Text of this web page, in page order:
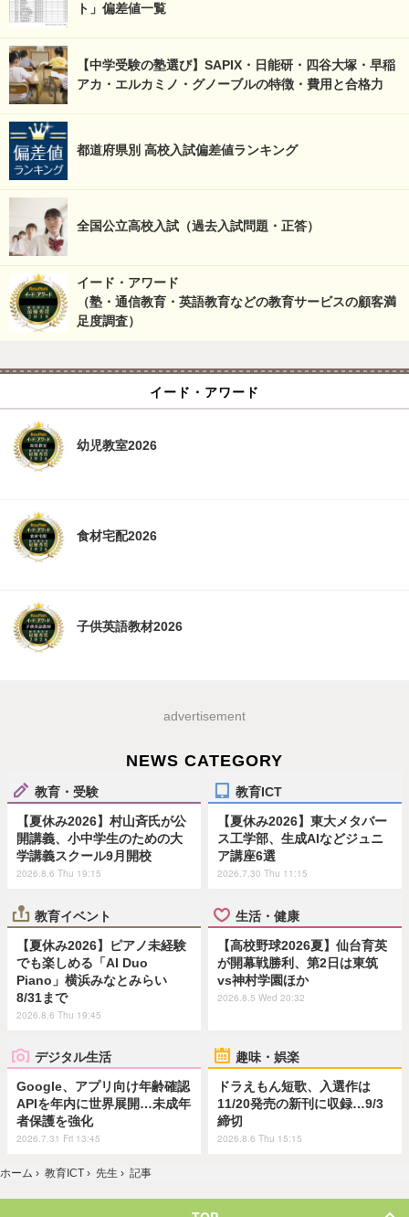
ト」偏差値一覧
【中学受験の塾選び】SAPIX・日能研・四谷大塚・早稲
アカ・エルカミノ・グノーブルの特徴・費用と合格力
都道府県別 高校入試偏差値ランキング
全国公立高校入試（過去入試問題・正答）
イード・アワード
（塾・通信教育・英語教育などの教育サービスの顧客満
足度調査）
イード・アワード
幼児教室2026
食材宅配2026
子供英語教材2026
advertisement
NEWS CATEGORY
教育・受験
【夏休み2026】村山斉氏が公
開講義、小中学生のための大
学講義スクール9月開校
2026.8.6 Thu 19:15
教育ICT
【夏休み2026】東大メタバー
ス工学部、生成AIなどジュニ
ア講座6選
2026.7.30 Thu 11:15
教育イベント
【夏休み2026】ピアノ未経験
でも楽しめる「AI Duo
Piano」横浜みなとみらい
8/31まで
2026.8.6 Thu 19:45
生活・健康
【高校野球2026夏】仙台育英
が開幕戦勝利、第2日は東筑
vs神村学園ほか
2026.8.5 Wed 20:32
デジタル生活
Google、アプリ向け年齢確認
APIを年内に世界展開…未成年
者保護を強化
2026.7.31 Fri 13:45
趣味・娯楽
ドラえもん短歌、入選作は
11/20発売の新刊に収録…9/3
締切
2026.8.6 Thu 15:15
ホーム › 教育ICT › 先生 › 記事